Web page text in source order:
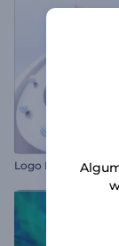
Logo Revelador